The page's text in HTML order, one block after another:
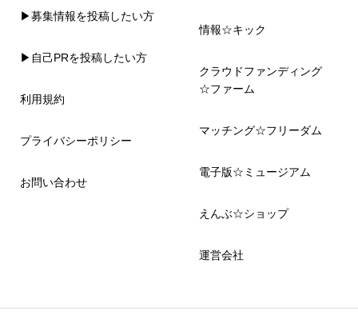
▶募集情報を投稿したい方
▶自己PRを投稿したい方
利用規約
プライバシーポリシー
お問い合わせ
情報☆キック
クラウドファンディング
☆ファーム
マッチング☆フリーダム
電子版☆ミュージアム
えんぶ☆ショップ
運営会社